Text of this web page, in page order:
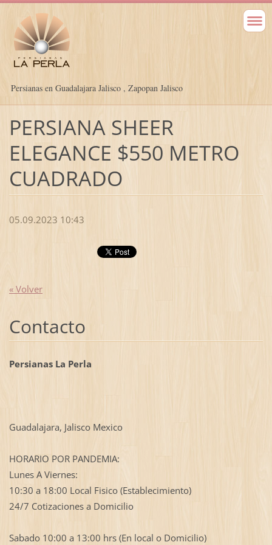
Persianas en Guadalajara Jalisco , Zapopan Jalisco
PERSIANA SHEER
ELEGANCE $550 METRO
CUADRADO
05.09.2023 10:43
« Volver
Contacto
Persianas La Perla
Guadalajara, Jalisco Mexico
HORARIO POR PANDEMIA:
Lunes A Viernes:
10:30 a 18:00 Local Fisico (Establecimiento)
24/7 Cotizaciones a Domicilio
Sabado 10:00 a 13:00 hrs (En local o Domicilio)